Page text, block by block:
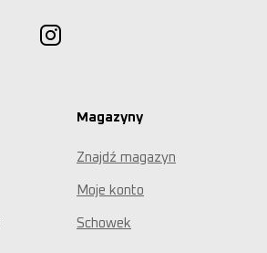
Magazyny
Znajdź magazyn
Moje konto
Schowek